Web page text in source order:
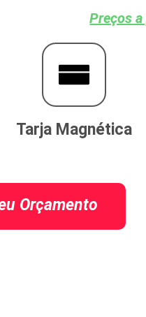
Preços
Tarja Magnética
Orçamento